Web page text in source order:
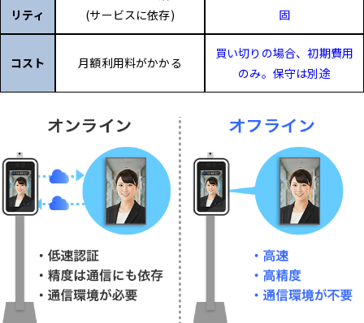
リティ
(サービスに依存)
固
コスト 月額利用料がかかる
買い切りの場合、初期費用
のみ。保守は別途